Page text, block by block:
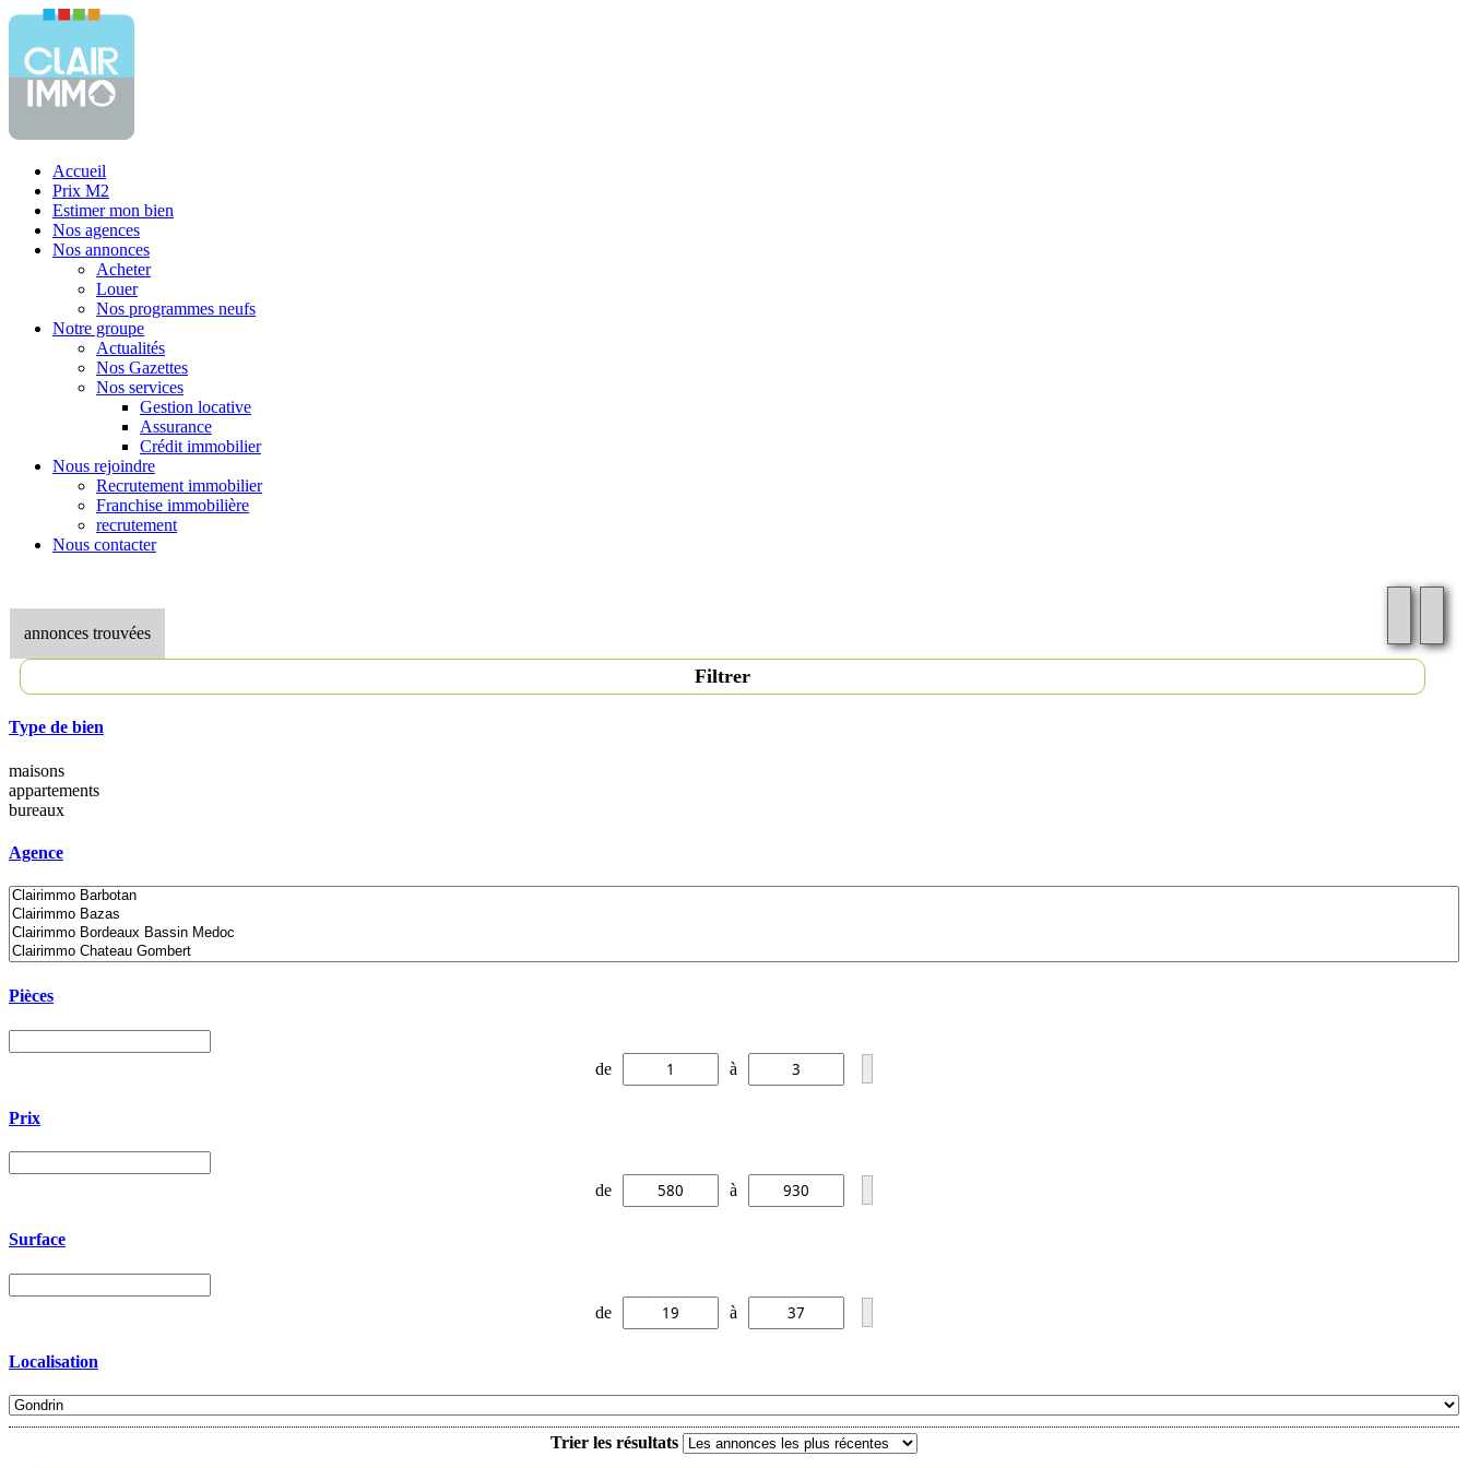
Accueil
Prix M2
Estimer mon bien
Nos agences
Nos annonces
Acheter
Louer
Nos programmes neufs
Notre groupe
Actualités
Nos Gazettes
Nos services
Gestion locative
Assurance
Crédit immobilier
Nous rejoindre
Recrutement immobilier
Franchise immobilière
recrutement
Nous contacter
annonces trouvées
Filtrer
Type de bien
maisons
appartements
bureaux
Agence
Pièces
de à
Prix
de à
Surface
de à
Localisation
Trier les résultats